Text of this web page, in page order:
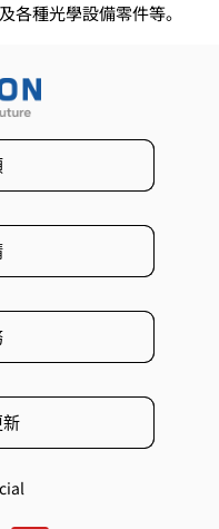
各種光學設備零件等。